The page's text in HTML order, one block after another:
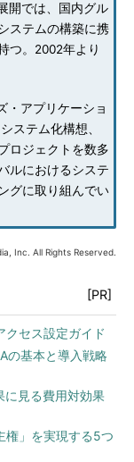
開では、国内グル
ステムの構築に携
つ。2002年より
・アプリケーショ
ステム化構想、
ロジェクトを数多
ルにおけるシステ
グに取り組んでい
Inc. All Rights Reserved.
[PR]
クセス設定ガイド
の基本と導入戦略
見る費用対効果
権」を実現する5つ